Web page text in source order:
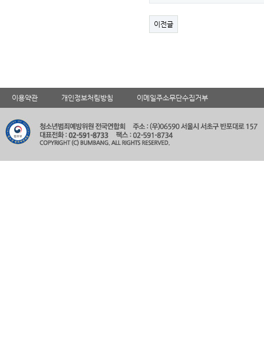
이전글
이용약관 개인정보처림방침 이메일주소무단수집거부